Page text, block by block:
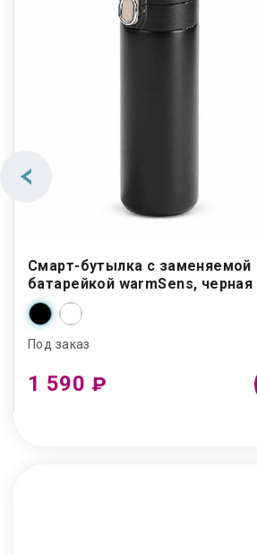
Смарт-бутылка c заменяемой
батарейкой warmSens, черная
Под заказ
1 590 ₽